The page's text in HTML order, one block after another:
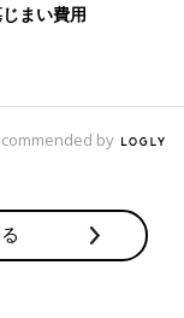
まい費用
by